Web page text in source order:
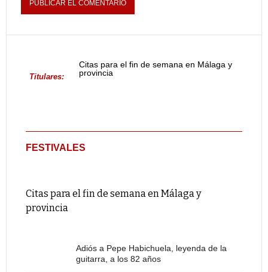
Titulares:
Citas para el fin de semana en Málaga y
provincia
FESTIVALES
Citas para el fin de semana en Málaga y
provincia
Adiós a Pepe Habichuela, leyenda de la
guitarra, a los 82 años